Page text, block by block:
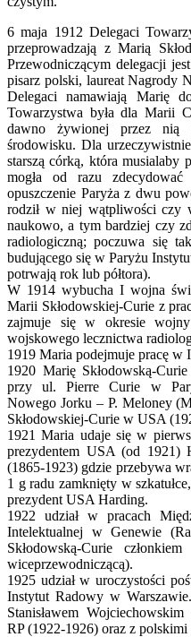
6 maja 1912 Delegaci
przeprowadzają z Marią
Przewodniczącym delegacji
pisarz polski, laureat Nagrody
Delegaci namawiają Marię
Towarzystwa była dla Marii
dawno żywionej przez nią
środowisku. Dla
starszą córką, która musialaby
mogła od razu
opuszczenie Paryża z dwu
rodził w niej wątpliwości czy
naukowo, a tym bardziej czy
radiologiczną; poczuwa się
budującego się w Paryżu
potrwają rok lub półtora).
W 1914 wybucha I wojna
Marii Skłodowskiej-Curie z
zajmuje się w okresie
wojskowego lecznictwa
1919 Maria podejmuje pracę w
1920 Marię Skłodowską-
przy ul. Pierre Curie w
Nowego Jorku – P. Meloney
Skłodowskiej-Curie w USA
1921 Maria udaje się w
prezydentem USA (od 1921)
(1865-1923) gdzie przebywa
1 g radu zamknięty w
prezydent USA Harding.
1922 udział w pracach
Intelektualnej w Genewie
Skłodowską-Curie
wiceprzewodniczącą).
1925 udział w uroczystości
Instytut Radowy w
Stanisławem
RP (1922-1926) oraz z